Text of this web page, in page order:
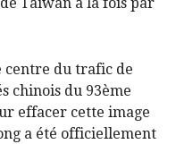
centre du trafic de
chinois du 93ème
effacer cette image
a été officiellement